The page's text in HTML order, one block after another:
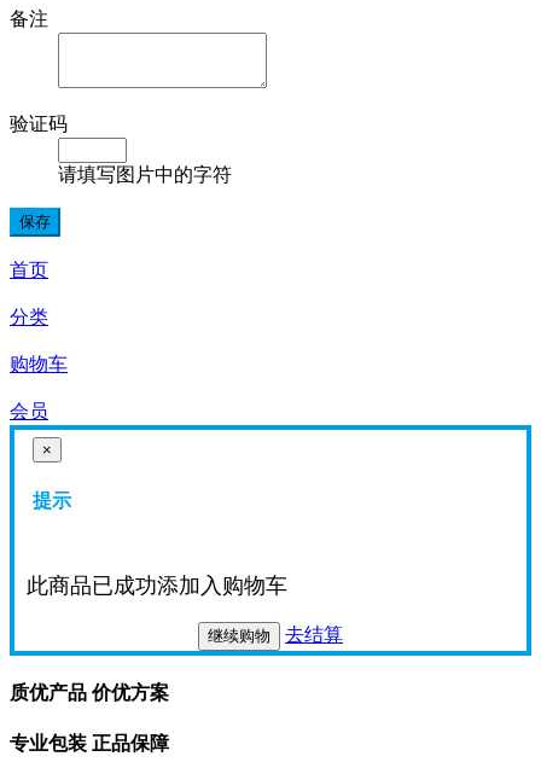
备注
验证码
请填写图片中的字符
首页
分类
购物车
会员
×
提示
此商品已成功添加入购物车
继续购物 去结算
质优产品 价优方案
专业包装 正品保障